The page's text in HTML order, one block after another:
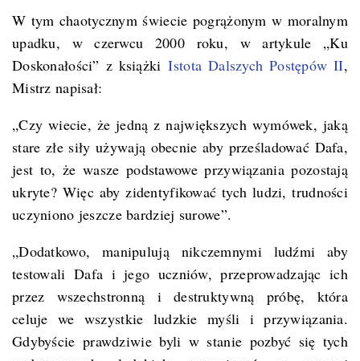
W tym chaotycznym świecie pogrążonym w moralnym
upadku, w czerwcu 2000 roku, w artykule „Ku
Doskonałości” z książkiIstota Dalszych Postępów II,
Mistrz napisał:
„Czy wiecie, że jedną z największych wymówek, jaką
stare złe siły używają obecnie aby prześladować Dafa,
jest to, że wasze podstawowe przywiązania pozostają
ukryte? Więc aby zidentyfikować tych ludzi, trudności
uczyniono jeszcze bardziej surowe”.
„Dodatkowo, manipulują nikczemnymi ludźmi aby
testowali Dafa i jego uczniów, przeprowadzając ich
przez wszechstronną i destruktywną próbę, która
celuje we wszystkie ludzkie myśli i przywiązania.
Gdybyście prawdziwie byli w stanie pozbyć się tych